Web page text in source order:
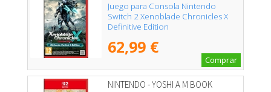
Juego para Consola Nintendo
Switch 2 Xenoblade Chronicles X
Definitive Edition
62,99 €
Comprar
NINTENDO - YOSHI A M BOOK